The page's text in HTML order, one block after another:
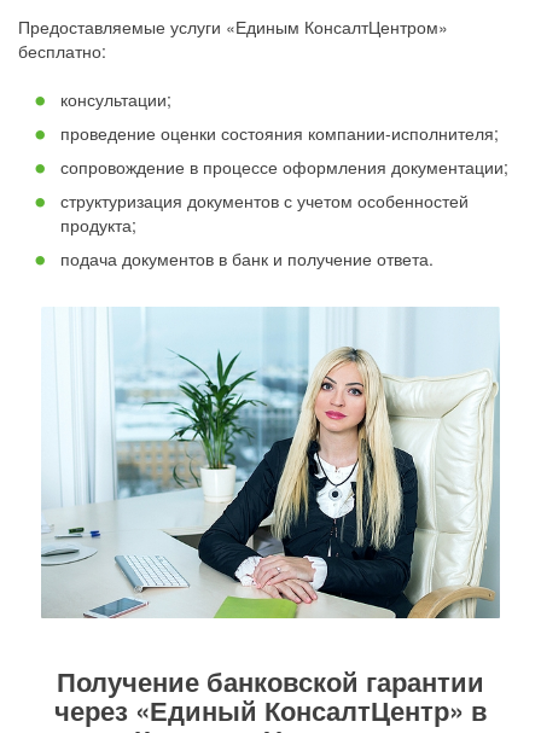
Предоставляемые услуги «Единым КонсалтЦентром»
бесплатно:
консультации;
проведение оценки состояния компании-исполнителя;
сопровождение в процессе оформления документации;
структуризация документов с учетом особенностей
продукта;
подача документов в банк и получение ответа.
Получение банковской гарантии
через «Единый КонсалтЦентр» в